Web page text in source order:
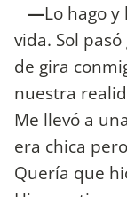
—Lo hago
vida. Sol
de gira
nuestra
Me llevó a
era chica
Quería que